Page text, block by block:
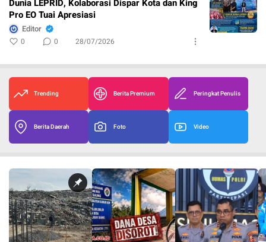
Dunia LEPRID, Kolaborasi Dispar Kota dan King
Pro EO Tuai Apresiasi
Editor
0 0 28/07/2026
Trending Berita Premium Peringkat Penulis
Berita Daerah Foto Video